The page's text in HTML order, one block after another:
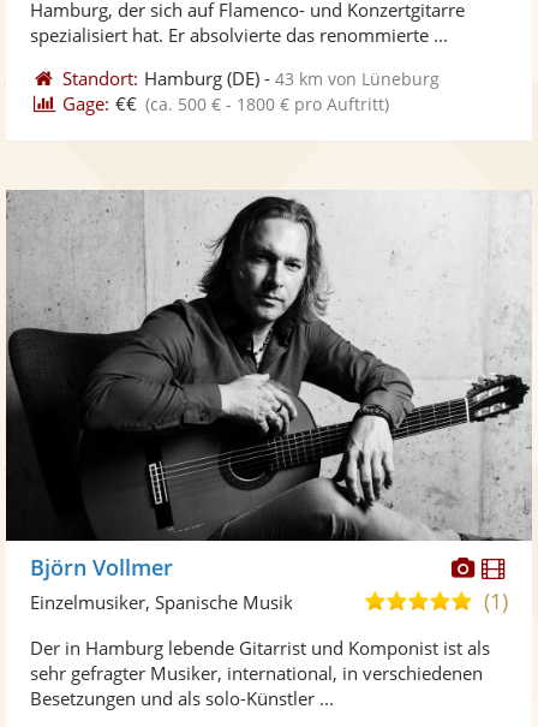
Hamburg, der sich auf Flamenco- und Konzertgitarre
spezialisiert hat. Er absolvierte das renommierte ...
Standort: Hamburg (DE) -43 km von Lüneburg
Gage: €€ (ca. 500 € - 1800 € pro Auftritt)
Fotos
Björn Vollmer
5,0
5
(1)
Einzelmusiker, Spanische Musik
Der in Hamburg lebende Gitarrist und Komponist ist als
sehr gefragter Musiker, international, in verschiedenen
Besetzungen und als solo-Künstler ...